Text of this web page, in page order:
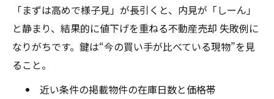
「まずは高めで様子見」が長引くと、内見が「しーん」
と静まり、結果的に値下げを重ねる不動産売却 失敗例に
なりがちです。鍵は“今の買い手が比べている現物”を見
ること。
近い条件の掲載物件の在庫日数と価格帯